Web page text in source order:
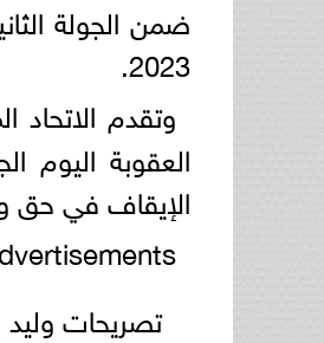
ضمن الجولة
2023.
وتقدم الاتحاد
العقوبة اليوم
الإيقاف في حق
تصريحات وليد